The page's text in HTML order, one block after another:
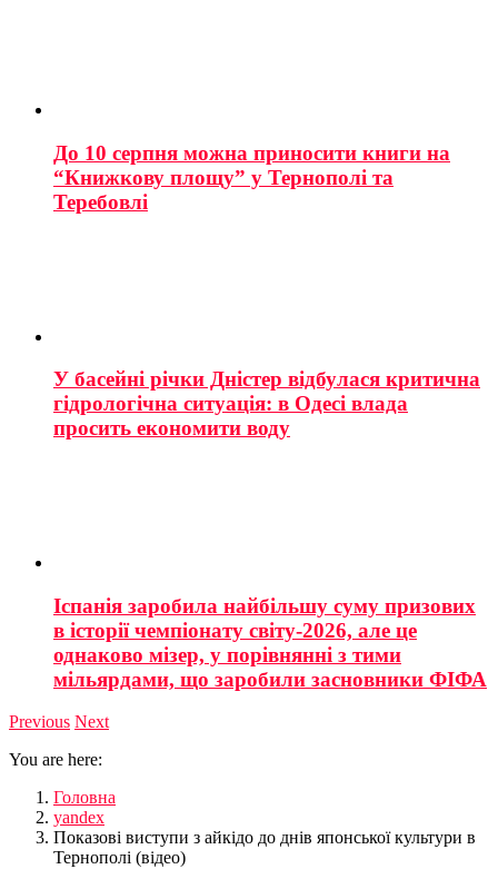
До 10 серпня можна приносити книги на
“Книжкову площу” у Тернополі та
Теребовлі
У басейні річки Дністер відбулася критична
гідрологічна ситуація: в Одесі влада
просить економити воду
Іспанія заробила найбільшу суму призових
в історії чемпіонату світу-2026, але це
однаково мізер, у порівнянні з тими
мільярдами, що заробили засновники ФІФА
Previous Next
You are here:
Головна
yandex
Показові виступи з айкідо до днів японської культури в
Тернополі (відео)